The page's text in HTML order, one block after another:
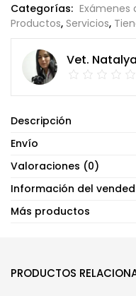
Categorías: Exámenes
Productos, Servicios,
Vet.
Descripción
Envío
Valoraciones (0)
Información del
Más productos
PRODUCTOS